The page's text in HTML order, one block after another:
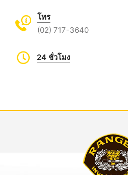
โทร
(02) 717-3640
24 ชั่วโมง